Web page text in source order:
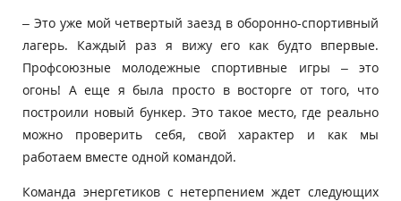
– Это уже мой четвертый заезд в оборонно-спортивный
лагерь. Каждый раз я вижу его как будто впервые.
Профсоюзные молодежные спортивные игры – это
огонь! А еще я была просто в восторге от того, что
построили новый бункер. Это такое место, где реально
можно проверить себя, свой характер и как мы
работаем вместе одной командой.
Команда энергетиков с нетерпением ждет следующих